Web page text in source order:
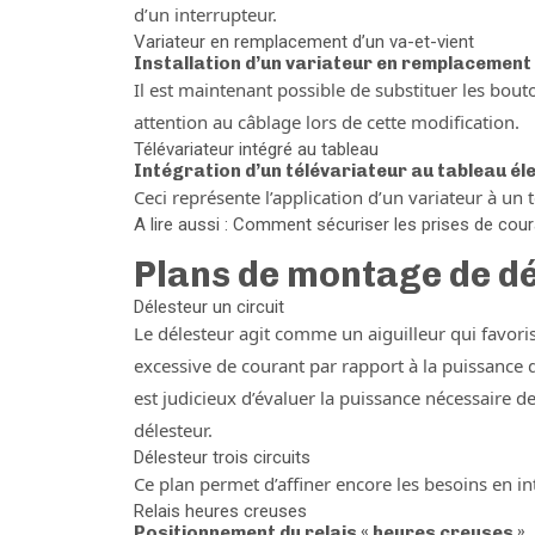
d’un interrupteur.
Variateur en remplacement d’un va-et-vient
Installation d’un variateur en remplacement
Il est maintenant possible de substituer les
attention au câblage lors de cette modification.
Télévariateur intégré au tableau
Intégration d’un télévariateur au tableau
Ceci représente l’application d’un variateur à
A lire aussi : Comment sécuriser les prises de
Plans de montage de
Délesteur un circuit
Le délesteur agit comme un aiguilleur qui
excessive de courant par rapport à la
est judicieux d’évaluer la puissance nécessaire
délesteur.
Délesteur trois circuits
Ce plan permet d’affiner encore les besoins en
Relais heures creuses